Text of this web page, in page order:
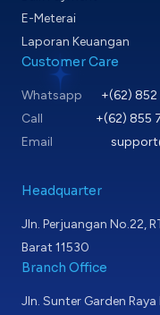
E-Meterai
Laporan Keuangan
Customer Care
Whatsapp
+(62) 852
Call
+(62) 855
Email
Headquarter
Jln. Perjuangan No.22,
Barat 11530
Branch Office
Jln. Sunter Garden Raya